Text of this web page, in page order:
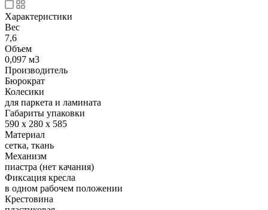
Характеристики
Вес
7,6
Объем
0,097 м3
Производитель
Бюрократ
Колесики
для паркета и ламината
Габариты упаковки
590 x 280 x 585
Материал
сетка, ткань
Механизм
пиастра (нет качания)
Фиксация кресла
в одном рабочем положении
Крестовина